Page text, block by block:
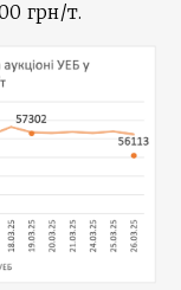
грн/т.